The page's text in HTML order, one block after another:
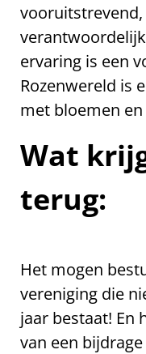
vooruitstrevend,
ervaring is een
Rozenwereld is
met bloemen
Wat
terug:
Het mogen
vereniging die
jaar bestaat! En
van een